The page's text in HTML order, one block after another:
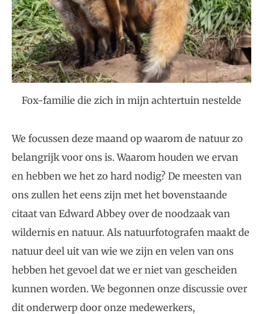
Fox-familie die zich in mijn achtertuin nestelde
We focussen deze maand op waarom de natuur zo
belangrijk voor ons is. Waarom houden we ervan
en hebben we het zo hard nodig? De meesten van
ons zullen het eens zijn met het bovenstaande
citaat van Edward Abbey over de noodzaak van
wildernis en natuur. Als natuurfotografen maakt de
natuur deel uit van wie we zijn en velen van ons
hebben het gevoel dat we er niet van gescheiden
kunnen worden. We begonnen onze discussie over
dit onderwerp door onze medewerkers,